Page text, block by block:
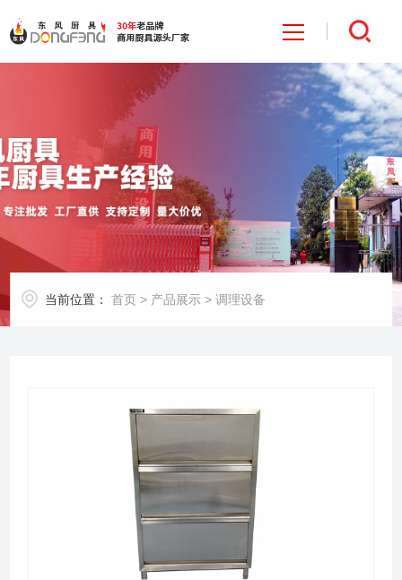
产品展示
工程案例
招商加盟
联系我们
当前位置： 首页 > 产品展示 >调理设备